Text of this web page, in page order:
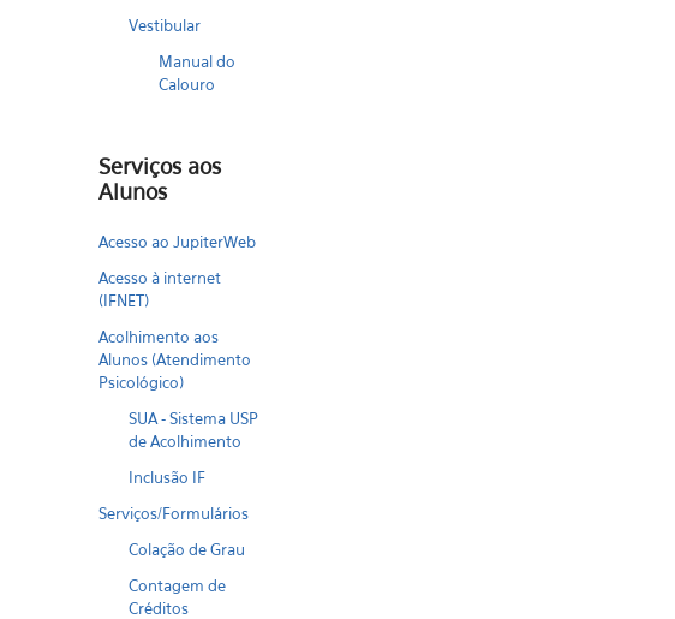
Vestibular
Manual do
Calouro
Serviços aos
Alunos
Acesso ao JupiterWeb
Acesso à internet
(IFNET)
Acolhimento aos
Alunos (Atendimento
Psicológico)
SUA - Sistema USP
de Acolhimento
Inclusão IF
Serviços/Formulários
Colação de Grau
Contagem de
Créditos